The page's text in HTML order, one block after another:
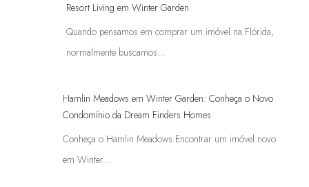
Resort Living em Winter Garden
Quando pensamos em comprar um imóvel na Flórida,
normalmente buscamos…
Hamlin Meadows em Winter Garden: Conheça o Novo
Condomínio da Dream Finders Homes
Conheça o Hamlin Meadows Encontrar um imóvel novo
em Winter…